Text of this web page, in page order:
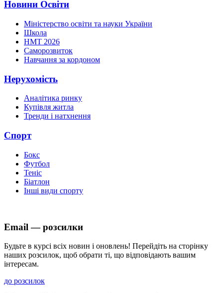
Новини Освіти
Міністерство освіти та науки України
Школа
НМТ 2026
Саморозвиток
Навчання за кордоном
Нерухомість
Аналітика ринку
Купівля житла
Тренди і натхнення
Спорт
Бокс
Футбол
Теніс
Біатлон
Інші види спорту
Email — розсилки
Будьте в курсі всіх новин і оновлень! Перейдіть на сторінку
наших розсилок, щоб обрати ті, що відповідають вашим
інтересам.
до розсилок